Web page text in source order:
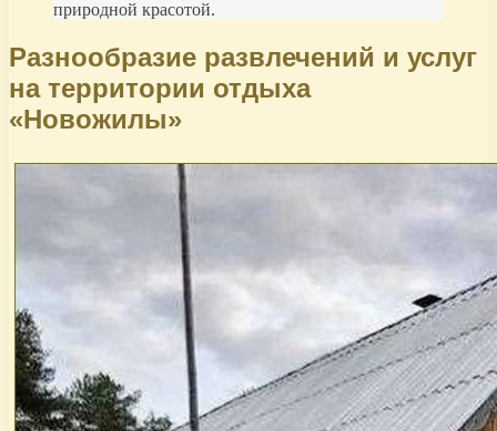
природной красотой.
Разнообразие развлечений и услуг
на территории отдыха
«Новожилы»